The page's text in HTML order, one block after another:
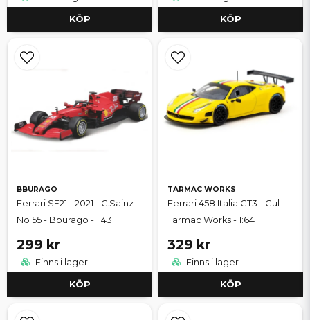
KÖP KÖP
BBURAGO
Ferrari SF21 - 2021 - C.Sainz -
No 55 - Bburago - 1:43
299 kr
Finns i lager
KÖP
TARMAC WORKS
Ferrari 458 Italia GT3 - Gul -
Tarmac Works - 1:64
329 kr
Finns i lager
KÖP